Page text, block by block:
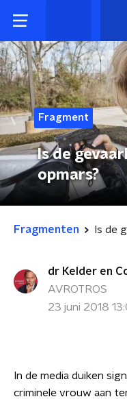
Fragment
Is de
opmars?
Fragmenten Is de
dr Kelder en
AVROTROS
23 juni 2018
In de media duiken
criminele vrouw aan